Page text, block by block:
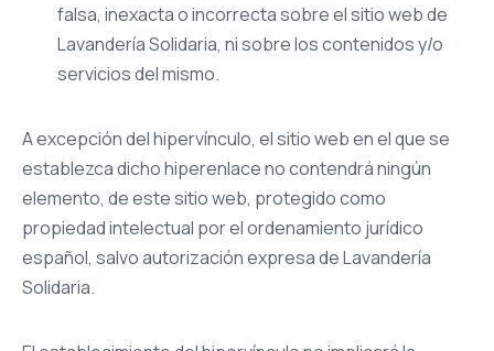
falsa, inexacta o incorrecta sobre el sitio web de
Lavandería Solidaria, ni sobre los contenidos y/o
servicios del mismo.
A excepción del hipervínculo, el sitio web en el que se
establezca dicho hiperenlace no contendrá ningún
elemento, de este sitio web, protegido como
propiedad intelectual por el ordenamiento jurídico
español, salvo autorización expresa de Lavandería
Solidaria.